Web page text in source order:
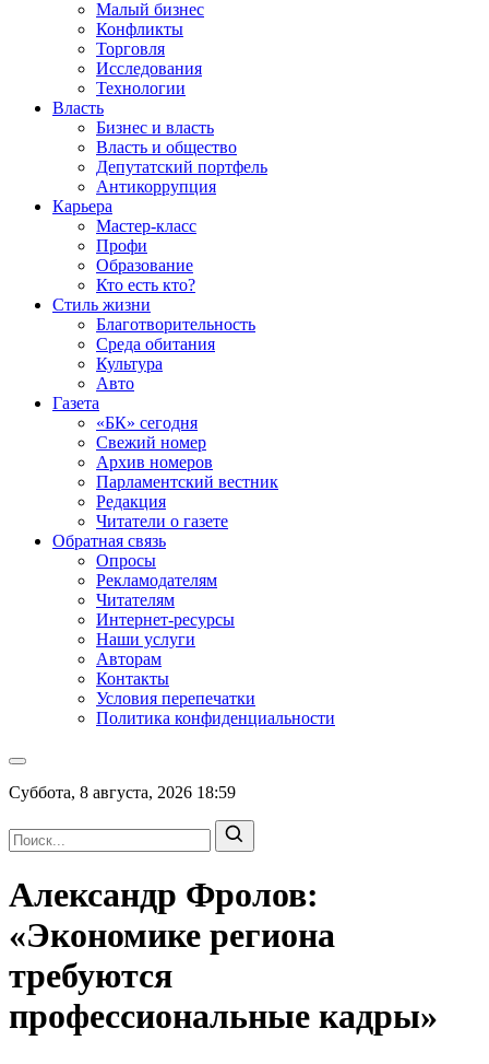
Малый бизнес
Конфликты
Торговля
Исследования
Технологии
Власть
Бизнес и власть
Власть и общество
Депутатский портфель
Антикоррупция
Карьера
Мастер-класс
Профи
Образование
Кто есть кто?
Стиль жизни
Благотворительность
Среда обитания
Культура
Авто
Газета
«БК» сегодня
Свежий номер
Архив номеров
Парламентский вестник
Редакция
Читатели о газете
Обратная связь
Опросы
Рекламодателям
Читателям
Интернет-ресурсы
Наши услуги
Авторам
Контакты
Условия перепечатки
Политика конфиденциальности
Суббота, 8 августа, 2026 18:59
Александр Фролов:
«Экономике региона
требуются
профессиональные кадры»